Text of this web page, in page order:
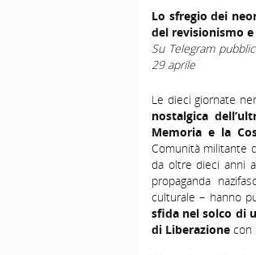
Lo sfregio dei
del revisionismo
Su Telegram
29 aprile
Le dieci giornate
nostalgica
Memoria e la
Comunità militante
da oltre dieci anni
propaganda
culturale – hanno
sfida nel solco di
di Liberazione con